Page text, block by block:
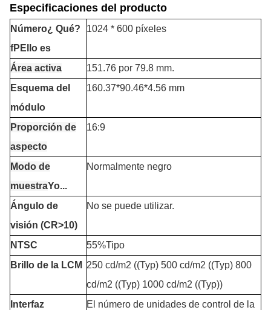
Especificaciones del producto
Número¿ Qué?
fP Ello es
1024 * 600 píxeles
Área activa
151.76 por 79.8 mm.
Esquema del
módulo
160.37*90.46*4.56 mm
Proporción de
aspecto
16:9
Modo de
muestraYo...
Normalmente negro
Ángulo de
visión (CR>10)
No se puede utilizar.
NTSC
55%Tipo
Brillo de la LCM 250 cd/m2 ((Typ) 500 cd/m2 ((Typ) 800
cd/m2 ((Typ) 1000 cd/m2 ((Typ))
Interfaz
El número de unidades de control de la